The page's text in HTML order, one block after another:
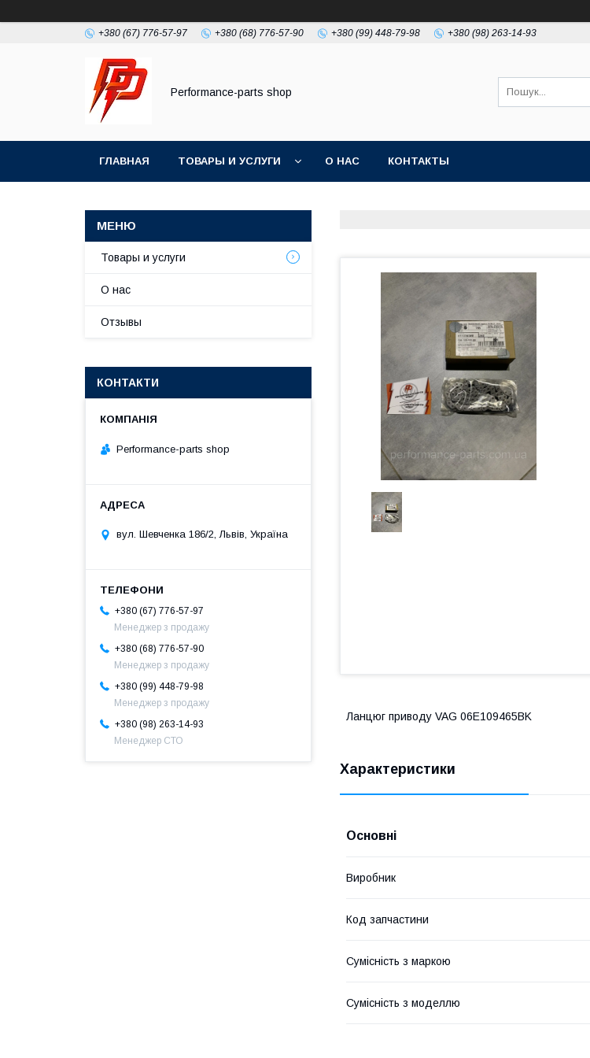
+380 (67) 776-57-97 +380 (68) 776-57-90 +380 (99) 448-79-98 +380 (98) 263-14-93
Performance-parts shop
ГЛАВНАЯ ТОВАРЫ И УСЛУГИ О НАС КОНТАКТЫ
Ланцюг приводу VAG 06E109465BK
Характеристики
Основні
Виробник
Код запчастини
Сумісність з маркою
Сумісність з моделлю
Товары и услуги
О нас
Отзывы
КОНТАКТИ
Performance-parts shop
вул. Шевченка 186/2, Львів, Україна
+380 (67) 776-57-97
Менеджер з продажу
+380 (68) 776-57-90
Менеджер з продажу
+380 (99) 448-79-98
Менеджер з продажу
+380 (98) 263-14-93
Менеджер СТО